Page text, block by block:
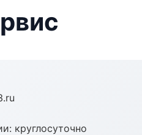
круглосуточно